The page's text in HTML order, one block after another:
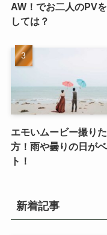
AW！でお二人のPV
しては？
エモいムービー撮り
方！雨や曇りの日が
ト！
新着記事